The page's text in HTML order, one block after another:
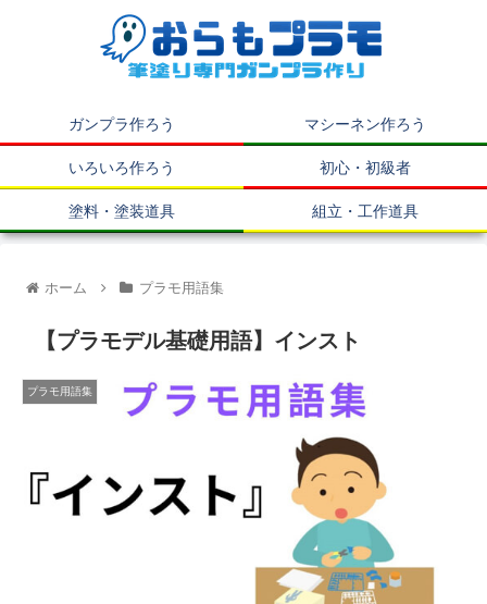
ガンプラ作ろう マシーネン作ろう
いろいろ作ろう 初心・初級者
塗料・塗装道具 組立・工作道具
ホーム プラモ用語集
【プラモデル基礎用語】インスト
プラモ用語集